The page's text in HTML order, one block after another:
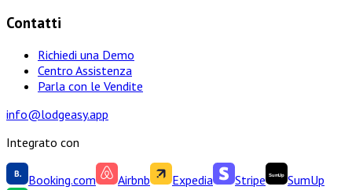
Contatti
Richiedi una Demo
Centro Assistenza
Parla con le Vendite
info@lodgeasy.app
Integrato con
Booking.com Airbnb Expedia Stripe
SumUp